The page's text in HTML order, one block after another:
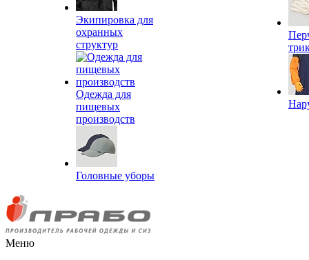
Экипировка для
охранных
структур
Одежда для
пищевых
производств
Головные уборы
Меню